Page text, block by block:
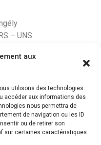
aux
utilisons des technologies
accéder aux informations des
nous permettra de
de navigation ou les ID
ou de retirer son
sur certaines caractéristiques
– UNS
PAR